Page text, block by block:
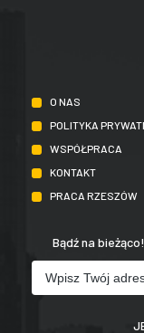
O NAS
POLITYKA
WSPÓŁPRACA
KONTAKT
PRACA RZESZÓW
Bądź na bieżąco!